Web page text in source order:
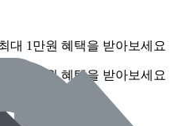
대 1만원 혜택을 받아보세요
대 1만원 혜택을 받아보세요